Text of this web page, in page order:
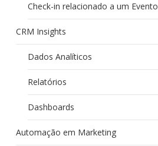
Check-in relacionado a um Evento
CRM Insights
Dados Analíticos
Relatórios
Dashboards
Automação em Marketing